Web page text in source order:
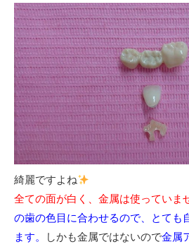
綺麗ですよね
全ての面が白く、金属は使っていま
の歯の色目に合わせるので、とても
ます。
しかも金属ではないので金属